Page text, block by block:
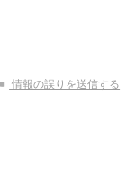
情報の誤りを送信する